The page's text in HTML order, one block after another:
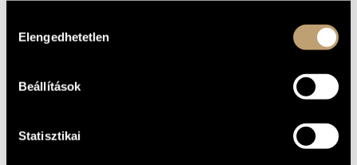
kiválasztása
Elengedhetetlen
Beállítások
Statisztikai
bmc.jegy.hu